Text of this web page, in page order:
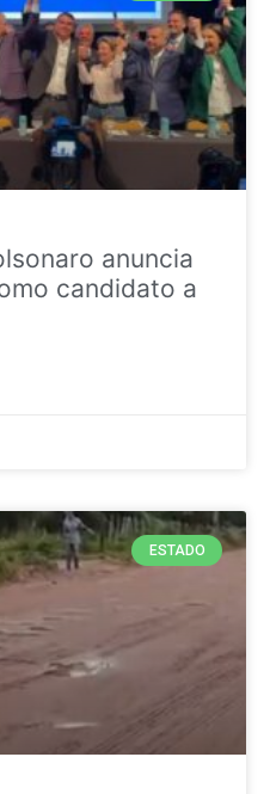
anuncia
candidato a
ESTADO